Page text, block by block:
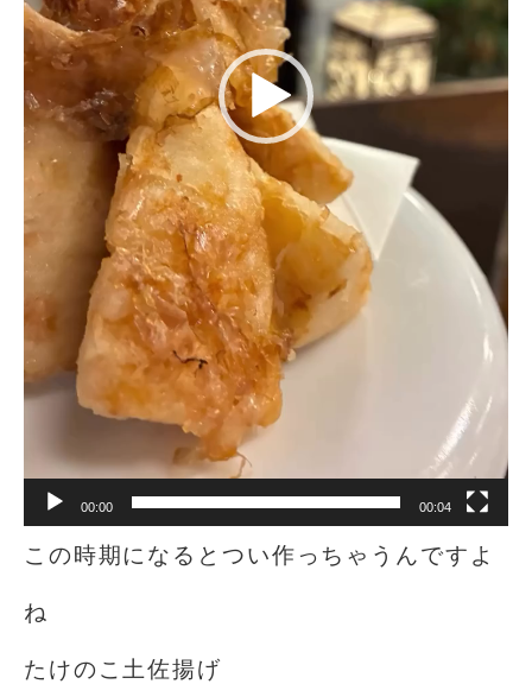
00:00 00:04
この時期になるとつい作っちゃうんですよ
ね
たけのこ土佐揚げ